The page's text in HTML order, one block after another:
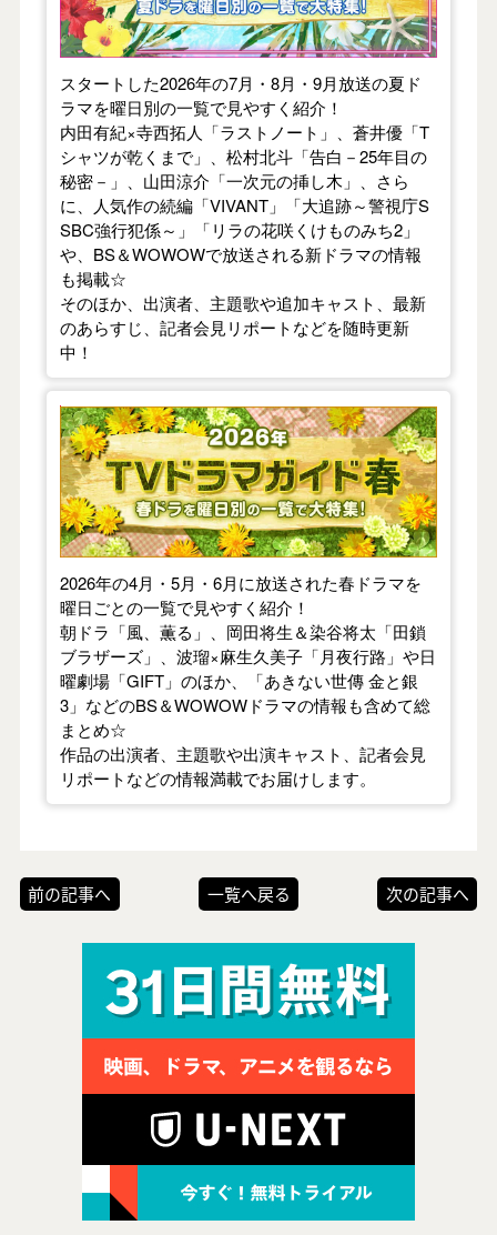
スタートした2026年の7月・8月・9月放送の夏ド
ラマを曜日別の一覧で見やすく紹介！
内田有紀×寺西拓人「ラストノート」、蒼井優「T
シャツが乾くまで」、松村北斗「告白－25年目の
秘密－」、山田涼介「一次元の挿し木」、さら
に、人気作の続編「VIVANT」「大追跡～警視庁S
SBC強行犯係～」「リラの花咲くけものみち2」
や、BS＆WOWOWで放送される新ドラマの情報
も掲載☆
そのほか、出演者、主題歌や追加キャスト、最新
のあらすじ、記者会見リポートなどを随時更新
中！
【2026年春】TVドラマガイド
2026年の4月・5月・6月に放送された春ドラマを
曜日ごとの一覧で見やすく紹介！
朝ドラ「風、薫る」、岡田将生＆染谷将太「田鎖
ブラザーズ」、波瑠×麻生久美子「月夜行路」や日
曜劇場「GIFT」のほか、「あきない世傳 金と銀
3」などのBS＆WOWOWドラマの情報も含めて総
まとめ☆
作品の出演者、主題歌や出演キャスト、記者会見
リポートなどの情報満載でお届けします。
前の記事へ 一覧へ戻る 次の記事へ